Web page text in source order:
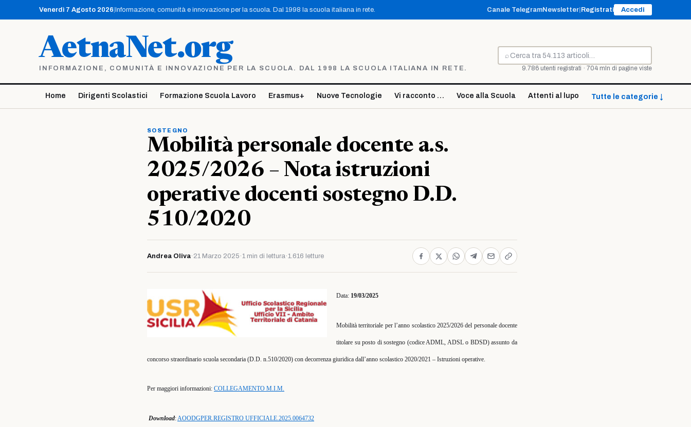
contenuto
Venerdì 7 Agosto 2026 Informazione, comunità e innovazione per la scuola. Dal 1998 la scuola italiana in rete. Canale TelegramNewsletter Registrati Accedi
AetnaNet.org
INFORMAZIONE, COMUNITÀ E INNOVAZIONE PER LA SCUOLA. DAL 1998 LA SCUOLA ITALIANA IN RETE.
⌕
Cerca
9.786 utenti registrati · 704 mln di pagine viste
Home Dirigenti Scolastici Formazione Scuola Lavoro Erasmus+ Nuove Tecnologie Vi racconto … Voce alla Scuola Attenti al lupo Tutte le categorie ↓
SOSTEGNO
Mobilità personale docente a.s.
2025/2026 – Nota istruzioni
operative docenti sostegno D.D.
510/2020
Andrea Oliva· 21 Marzo 2025 ·1 min di lettura·1.616 letture
Data: 19/03/2025
Mobilità territoriale per l’anno scolastico 2025/2026 del personale docente
titolare su posto di sostegno (codice ADML, ADSL o BDSD) assunto da
concorso straordinario scuola secondaria (D.D. n.510/2020) con decorrenza giuridica dall’anno scolastico 2020/2021 – Istruzioni operative.
Per maggiori informazioni: COLLEGAMENTO M.I.M.
Download:AOODGPER.REGISTRO UFFICIALE.2025.0064732